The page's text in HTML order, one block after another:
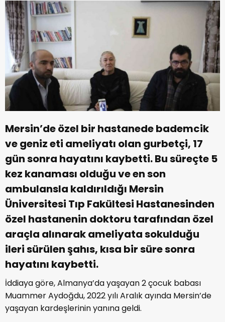
Mersin’de özel bir hastanede bademcik
ve geniz eti ameliyatı olan gurbetçi, 17
gün sonra hayatını kaybetti. Bu süreçte 5
kez kanaması olduğu ve en son
ambulansla kaldırıldığı Mersin
Üniversitesi Tıp Fakültesi Hastanesinden
özel hastanenin doktoru tarafından özel
araçla alınarak ameliyata sokulduğu
ileri sürülen şahıs, kısa bir süre sonra
hayatını kaybetti.
İddiaya göre, Almanya’da yaşayan 2 çocuk babası
Muammer Aydoğdu, 2022 yılı Aralık ayında Mersin’de
yaşayan kardeşlerinin yanına geldi.